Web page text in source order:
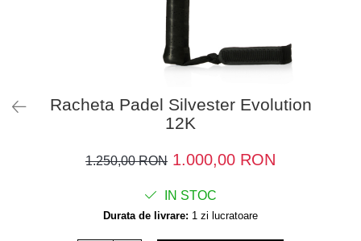
Racheta Padel Silvester Evolution
12K
1.250,00 RON 1.000,00 RON
IN STOC
Durata de livrare: 1 zi lucratoare